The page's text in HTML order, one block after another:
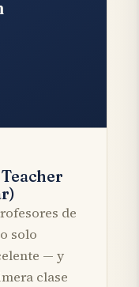
de
solo
— y
clase